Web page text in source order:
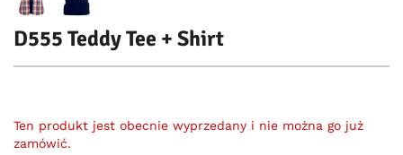
D555 Teddy Tee + Shirt
Ten produkt jest obecnie wyprzedany i nie można go już
zamówić.